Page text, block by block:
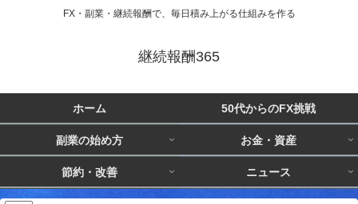
FX・副業・継続報酬で、毎日積み上がる仕組みを作る
継続報酬365
ホーム 50代からのFX挑戦
副業の始め方 お金・資産
節約・改善 ニュース